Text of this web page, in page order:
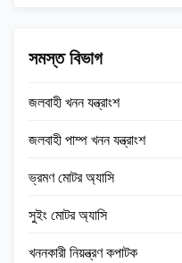
MOQ: 1 PCS Payment term:
Assurance Delivery time:
Within 2 ...
সমস্ত বিভাগ
জলবাহী খনন যন্ত্রাংশ
জলবাহী পাম্প খনন যন্ত্রাংশ
ভ্রমণ মোটর অ্যাসি
সুইং মোটর অ্যাসি
খননকারী নিয়ন্ত্রণ কপাটক